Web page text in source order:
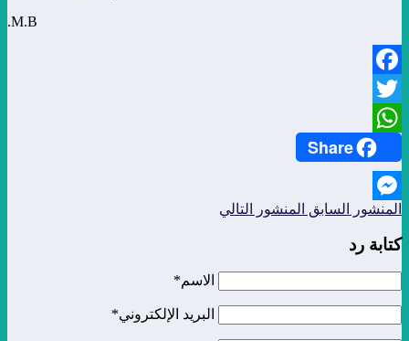
M.B.
Facebook
Twitter
WhatsApp
Share
Messenger
المنشور السابق المنشور التالي
كتابة رد
الاسم*
البريد الإلكتروني*